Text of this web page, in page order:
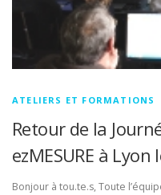
ATELIERS ET FORMATIONS
Retour de la
ezMESURE à
Bonjour à tou.te.s, Toute